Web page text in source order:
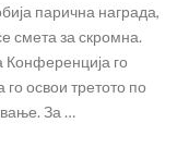
за трансферот
парична награда,
смета за скромна.
Конференција го
го освои третото по
За …